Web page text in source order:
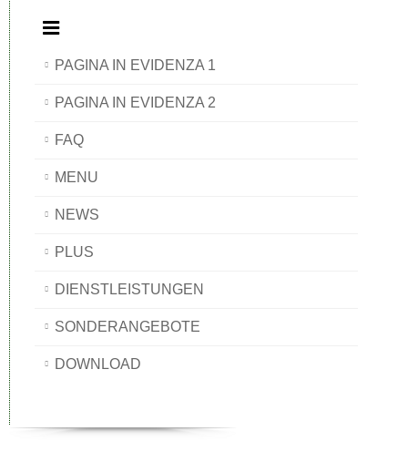
PAGINA IN EVIDENZA 1
PAGINA IN EVIDENZA 2
FAQ
MENU
NEWS
PLUS
DIENSTLEISTUNGEN
SONDERANGEBOTE
DOWNLOAD